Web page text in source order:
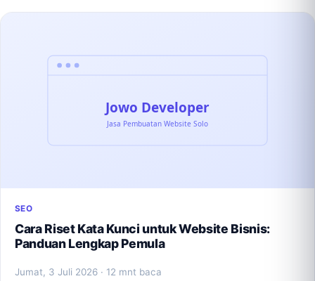
SEO
Cara Riset Kata Kunci untuk Website Bisnis:
Panduan Lengkap Pemula
Jumat, 3 Juli 2026 · 12 mnt baca